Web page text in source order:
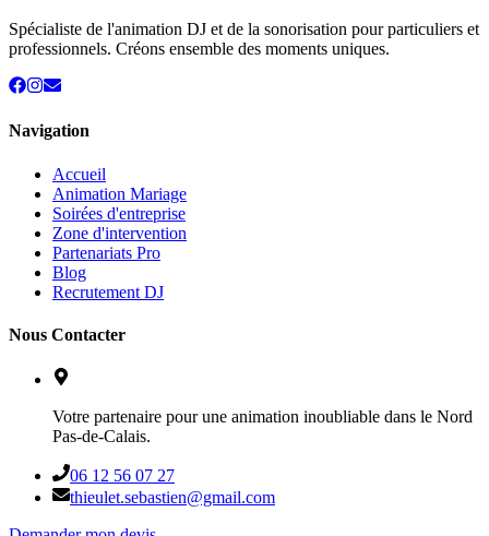
Spécialiste de l'animation DJ et de la sonorisation pour particuliers et
professionnels. Créons ensemble des moments uniques.
Navigation
Accueil
Animation Mariage
Soirées d'entreprise
Zone d'intervention
Partenariats Pro
Blog
Recrutement DJ
Nous Contacter
Votre partenaire pour une animation inoubliable dans le Nord
Pas-de-Calais.
06 12 56 07 27
thieulet.sebastien@gmail.com